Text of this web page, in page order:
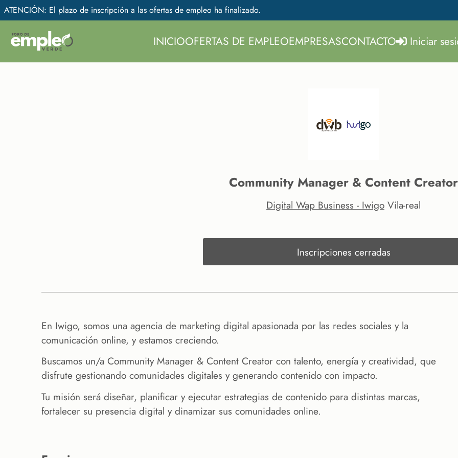
ATENCIÓN: El plazo de inscripción a las ofertas de empleo ha finalizado.
INICIOOFERTAS DE EMPLEOEMPRESASCONTACTO Iniciar
Community Manager & Content Creator
Digital Wap Business - Iwigo Vila-real
Inscripciones cerradas
En Iwigo, somos una agencia de marketing digital apasionada por las redes sociales y la
comunicación online, y estamos creciendo.
Buscamos un/a Community Manager & Content Creator con talento, energía y creatividad, que
disfrute gestionando comunidades digitales y generando contenido con impacto.
Tu misión será diseñar, planificar y ejecutar estrategias de contenido para distintas marcas,
fortalecer su presencia digital y dinamizar sus comunidades online.